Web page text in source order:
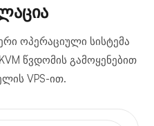
ოპერაციული სისტემა
წვდომის გამოყენებით
VPS-ით.